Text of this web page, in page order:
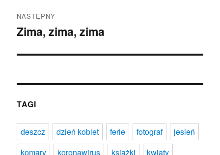
NASTĘPNY
Następny
Zima, zima, zima
TAGI
deszcz dzień kobiet ferie fotograf
jesień
komary
koronawirus książki
kwiaty